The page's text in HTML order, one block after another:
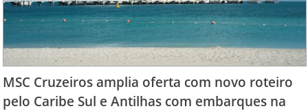
MSC Cruzeiros amplia oferta com novo roteiro
pelo Caribe Sul e Antilhas com embarques na